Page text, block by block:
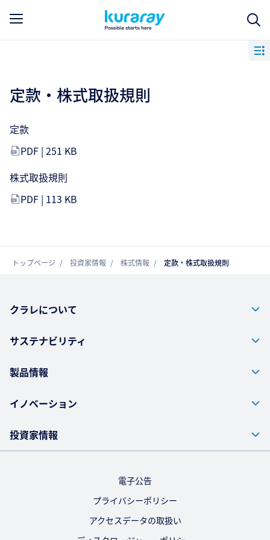
定款・株式取扱規則
定款
PDF | 251 KB
株式取扱規則
PDF | 113 KB
トップページ 投資家情報 株式情報 定款・株式取扱規則
クラレについて
サステナビリティ
製品情報
イノベーション
投資家情報
電子公告
プライバシーポリシー
アクセスデータの取扱い